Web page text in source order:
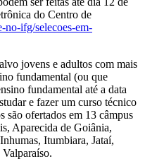
do Centro de
ifg/selecoes-em-
jovens e adultos com mais
fundamental (ou que
fundamental até a data
e fazer um curso técnico
são ofertados em 13 câmpus
Aparecida de Goiânia,
Itumbiara, Jataí,